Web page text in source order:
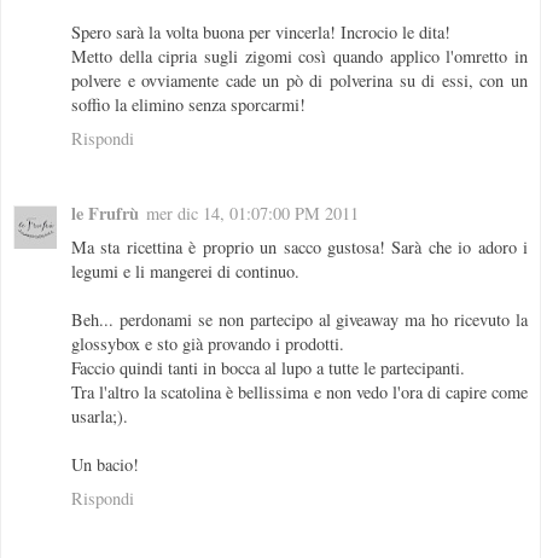
Spero sarà la volta buona per vincerla! Incrocio le dita!
Metto della cipria sugli zigomi così quando applico l'omretto in
polvere e ovviamente cade un pò di polverina su di essi, con un
soffio la elimino senza sporcarmi!
Rispondi
le Frufrù mer dic 14, 01:07:00 PM 2011
Ma sta ricettina è proprio un sacco gustosa! Sarà che io adoro i
legumi e li mangerei di continuo.
Beh... perdonami se non partecipo al giveaway ma ho ricevuto la
glossybox e sto già provando i prodotti.
Faccio quindi tanti in bocca al lupo a tutte le partecipanti.
Tra l'altro la scatolina è bellissima e non vedo l'ora di capire come
usarla;).
Un bacio!
Rispondi